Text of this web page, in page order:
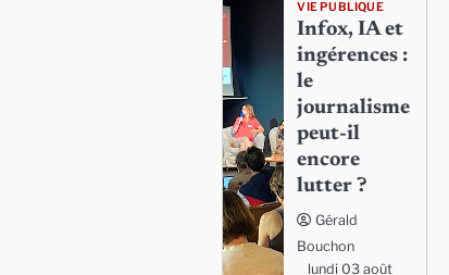
VIE PUBLIQUE
Infox, IA et
ingérences :
le
journalisme
peut-il
encore
lutter ?
Gérald
Bouchon
lundi 03 août